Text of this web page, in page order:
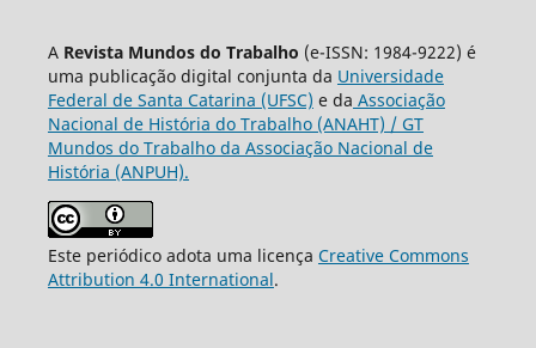
A Revista Mundos do Trabalho (e-ISSN: 1984-9222) é
uma publicação digital conjunta da Universidade
Federal de Santa Catarina (UFSC) e da Associação
Nacional de História do Trabalho (ANAHT) / GT
Mundos do Trabalho da Associação Nacional de
História (ANPUH).
Este periódico adota uma licença Creative Commons
Attribution 4.0 International.